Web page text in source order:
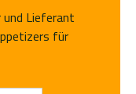
und Lieferant
für